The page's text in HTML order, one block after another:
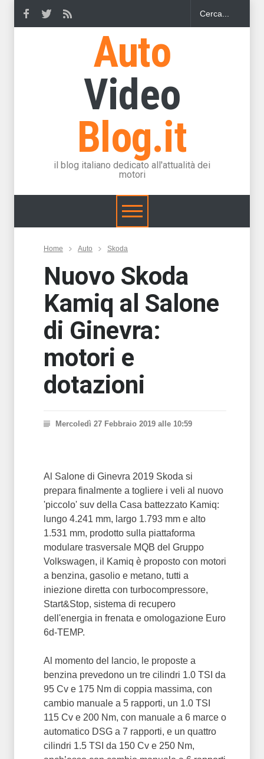
Auto
Video
Blog.it
il blog italiano dedicato all'attualità dei
motori
Home Auto Skoda
Nuovo Skoda
Kamiq al Salone
di Ginevra:
motori e
dotazioni
Mercoledì 27 Febbraio 2019 alle 10:59
Al Salone di Ginevra 2019 Skoda si
prepara finalmente a togliere i veli al nuovo
'piccolo' suv della Casa battezzato Kamiq:
lungo 4.241 mm, largo 1.793 mm e alto
1.531 mm, prodotto sulla piattaforma
modulare trasversale MQB del Gruppo
Volkswagen, il Kamiq è proposto con motori
a benzina, gasolio e metano, tutti a
iniezione diretta con turbocompressore,
Start&Stop, sistema di recupero
dell'energia in frenata e omologazione Euro
6d-TEMP.
Al momento del lancio, le proposte a
benzina prevedono un tre cilindri 1.0 TSI da
95 Cv e 175 Nm di coppia massima, con
cambio manuale a 5 rapporti, un 1.0 TSI
115 Cv e 200 Nm, con manuale a 6 marce o
automatico DSG a 7 rapporti, e un quattro
cilindri 1.5 TSI da 150 Cv e 250 Nm,